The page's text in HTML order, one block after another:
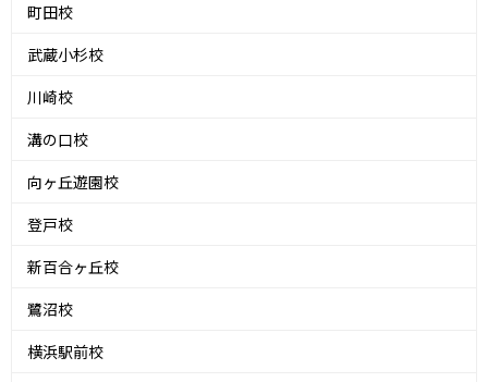
町田校
武蔵小杉校
川崎校
溝の口校
向ヶ丘遊園校
登戸校
新百合ヶ丘校
鷺沼校
横浜駅前校